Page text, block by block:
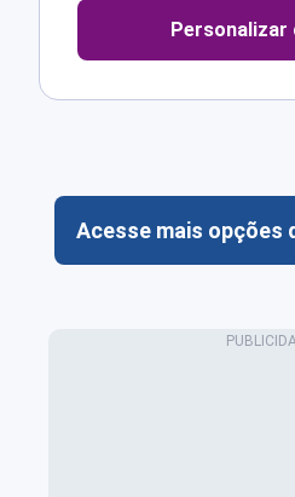
Personalizar
Acesse mais opções